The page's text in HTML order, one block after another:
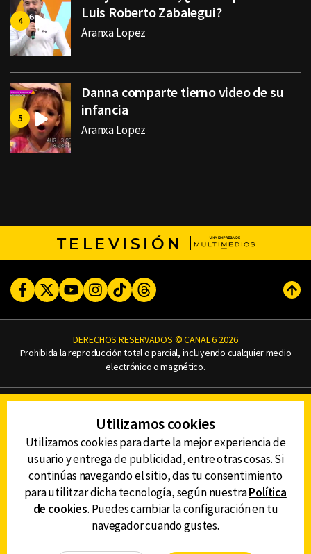
Luis Roberto Zabalegui?
Aranxa Lopez
Danna comparte tierno video de su
infancia
Aranxa Lopez
TELEVISIÓN
FacebookTwitterYoutubeInstagram
TikTokThreads
DERECHOS RESERVADOS © CANAL 6 2026
Prohibida la reproducción total o parcial, incluyendo cualquier medio
electrónico o magnético.
AVISO DE PRIVACIDAD
AVISO LEGAL
DEFENSORÍA DE LAS AUDIENCIAS
DESCARGA LA APP DE CANAL 6
Utilizamos cookies
Utilizamos cookies para darte la mejor experiencia de
usuario y entrega de publicidad, entre otras cosas. Si
continúas navegando el sitio, das tu consentimiento
para utilitzar dicha tecnología, según nuestraPolítica
de cookies. Puedes cambiar la configuración en tu
navegador cuando gustes.